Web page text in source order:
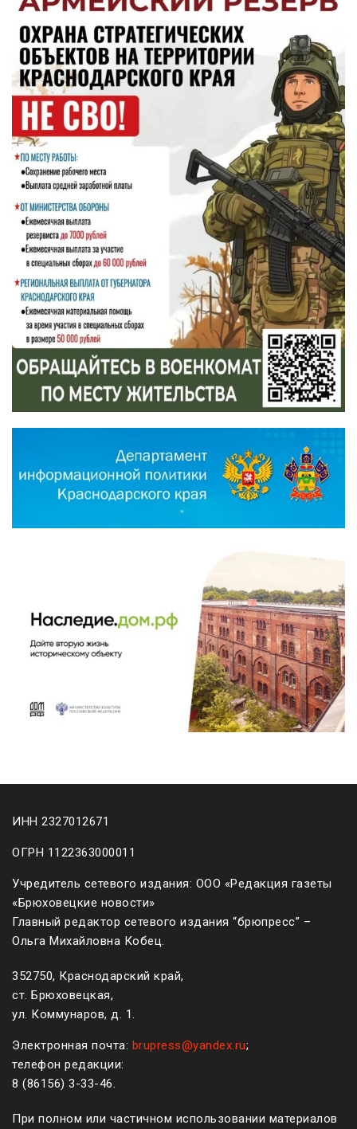
ИНН 2327012671
ОГРН 1122363000011
Учредитель сетевого издания: ООО «Редакция газеты
«Брюховецкие новости»
Главный редактор сетевого издания “брюпресс” –
Ольга Михайловна Кобец.
352750, Краснодарский край,
ст. Брюховецкая,
ул. Коммунаров, д. 1.
Электронная почта: brupress@yandex.ru;
телефон редакции:
8 (861 56) 3-33-46.
При полном или частичном использовании материалов